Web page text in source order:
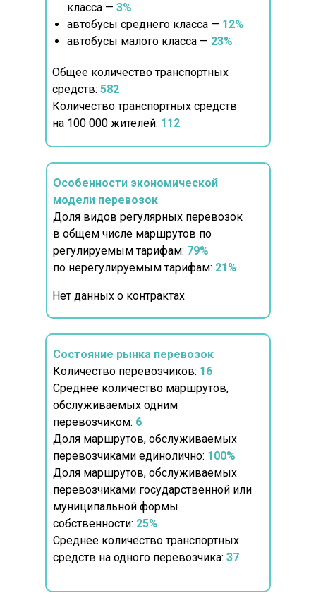
класса — 3%
автобусы среднего класса — 12%
автобусы малого класса — 23%
Общее количество транспортных
средств: 582
Количество транспортных средств
на 100 000 жителей: 112
Особенности экономической
модели перевозок
Доля видов регулярных перевозок
в общем числе маршрутов по
регулируемым тарифам: 79%
по нерегулируемым тарифам: 21%
Состояние рынка перевозок
Количество перевозчиков: 16
Среднее количество маршрутов,
обслуживаемых одним
перевозчиком: 6
Доля маршрутов, обслуживаемых
перевозчиками единолично: 100%
Доля маршрутов, обслуживаемых
перевозчиками государственной или
муниципальной формы
собственности: 25%
Среднее количество транспортных
средств на одного перевозчика: 37
Нет данных о контрактах